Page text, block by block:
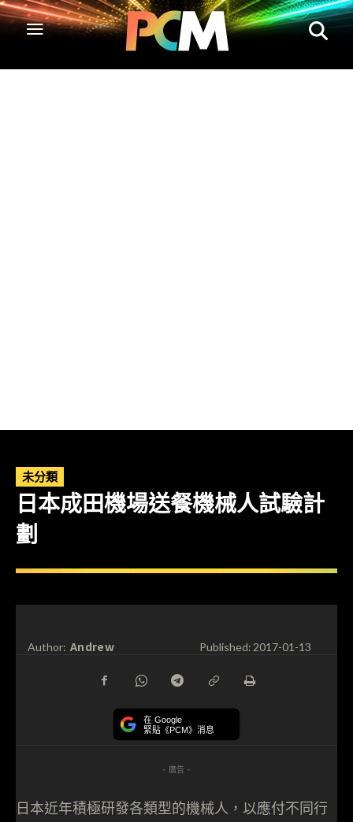
未分類
日本成田機場送餐機械人試驗計
劃
Author: Andrew Published:2017-01-13
在 Google
緊貼《PCM》消息
- 廣告 -
日本近年積極研發各類型的機械人，以應付不同行